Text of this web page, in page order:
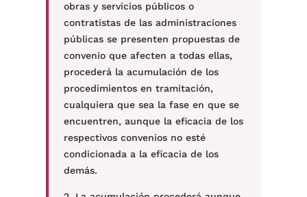
obras y servicios públicos o
contratistas de las administraciones
públicas se presenten propuestas de
convenio que afecten a todas ellas,
procederá la acumulación de los
procedimientos en tramitación,
cualquiera que sea la fase en que se
encuentren, aunque la eficacia de los
respectivos convenios no esté
condicionada a la eficacia de los
demás.